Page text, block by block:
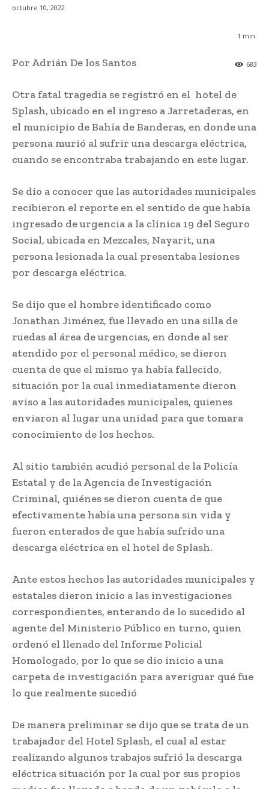
octubre 10, 2022
1 min.
683
Por Adrián De los Santos
Otra fatal tragedia se registró en el hotel de
Splash, ubicado en el ingreso a Jarretaderas, en
el municipio de Bahía de Banderas, en donde una
persona murió al sufrir una descarga eléctrica,
cuando se encontraba trabajando en este lugar.
Se dio a conocer que las autoridades municipales
recibieron el reporte en el sentido de que había
ingresado de urgencia a la clínica 19 del Seguro
Social, ubicada en Mezcales, Nayarit, una
persona lesionada la cual presentaba lesiones
por descarga eléctrica.
Se dijo que el hombre identificado como
Jonathan Jiménez, fue llevado en una silla de
ruedas al área de urgencias, en donde al ser
atendido por el personal médico, se dieron
cuenta de que el mismo ya había fallecido,
situación por la cual inmediatamente dieron
aviso a las autoridades municipales, quienes
enviaron al lugar una unidad para que tomara
conocimiento de los hechos.
Al sitio también acudió personal de la Policía
Estatal y de la Agencia de Investigación
Criminal, quiénes se dieron cuenta de que
efectivamente había una persona sin vida y
fueron enterados de que había sufrido una
descarga eléctrica en el hotel de Splash.
Ante estos hechos las autoridades municipales y
estatales dieron inicio a las investigaciones
correspondientes, enterando de lo sucedido al
agente del Ministerio Público en turno, quien
ordenó el llenado del Informe Policial
Homologado, por lo que se dio inicio a una
carpeta de investigación para averiguar qué fue
lo que realmente sucedió
De manera preliminar se dijo que se trata de un
trabajador del Hotel Splash, el cual al estar
realizando algunos trabajos sufrió la descarga
eléctrica situación por la cual por sus propios